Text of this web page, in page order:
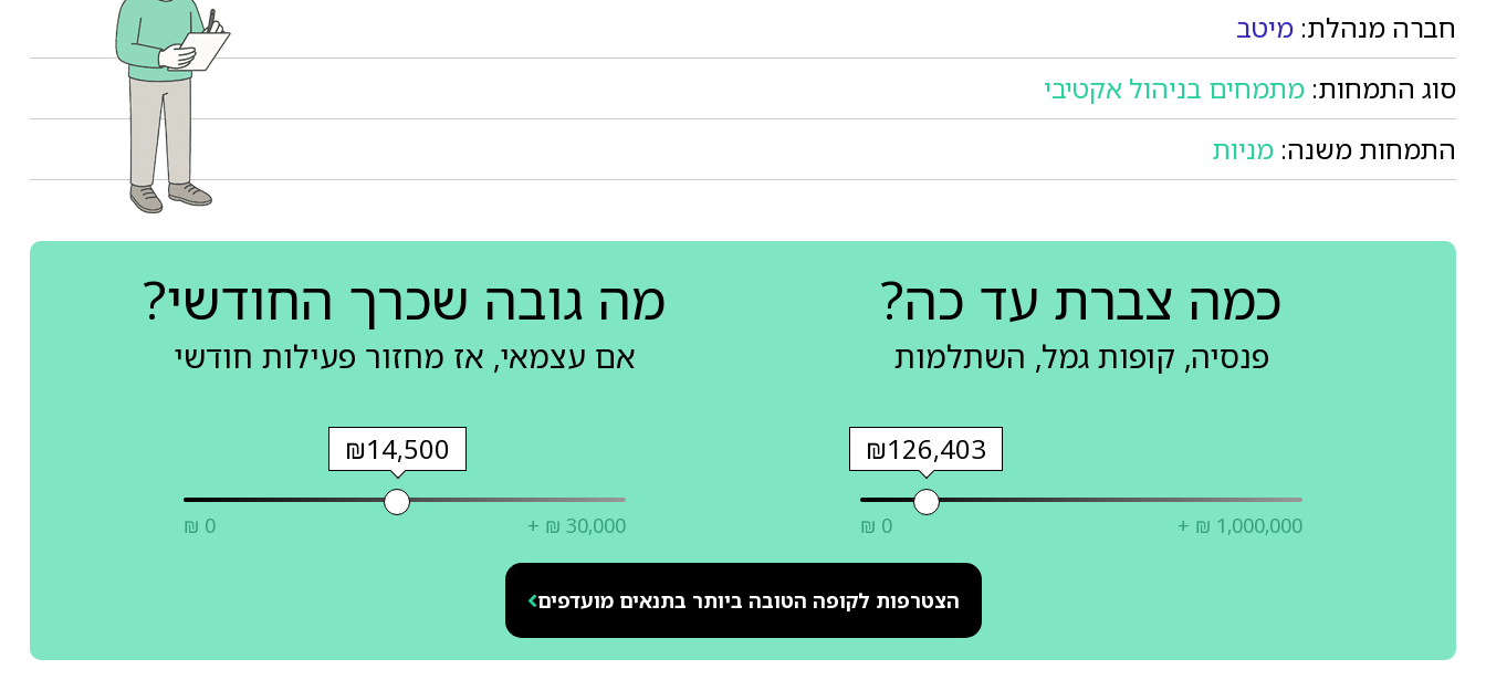
חברה מנהלת: מיטב
סוג התמחות: מתמחים בניהול אקטיבי
התמחות משנה: מניות
כמה צברת עד כה?
פנסיה, קופות גמל, השתלמות
₪126,403
₪ 0 + ₪ 1,000,000
מה גובה שכרך החודשי?
אם עצמאי, אז מחזור פעילות חודשי
₪14,500
₪ 0 + ₪ 30,000
הצטרפות לקופה הטובה ביותר בתנאים מועדפים